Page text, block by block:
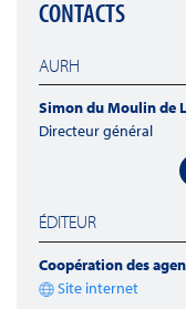
CONTACTS
AURH
Simon du Moulin de
Directeur général
ÉDITEUR
Coopération des
Site internet